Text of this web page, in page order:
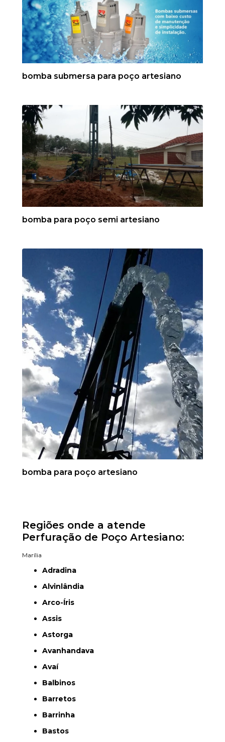
bomba submersa para poço artesiano
bomba para poço semi artesiano
bomba para poço artesiano
Regiões onde a atende
Perfuração de Poço Artesiano:
Marília
Adradina
Alvinlândia
Arco-Íris
Assis
Astorga
Avanhandava
Avaí
Balbinos
Barretos
Barrinha
Bastos